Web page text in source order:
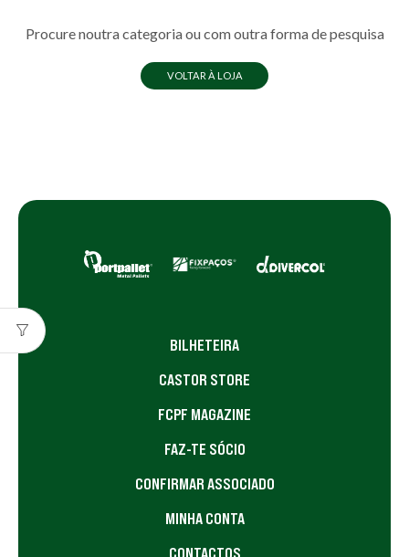
Procure noutra categoria ou com outra forma de pesquisa
VOLTAR À LOJA
BILHETEIRA
CASTOR STORE
FCPF MAGAZINE
FAZ-TE SÓCIO
CONFIRMAR ASSOCIADO
MINHA CONTA
CONTACTOS